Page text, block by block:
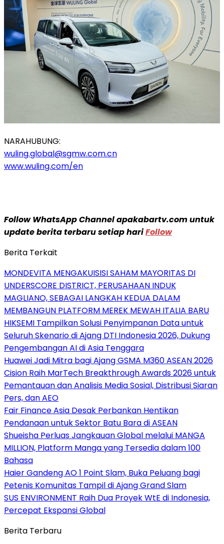
NARAHUBUNG:
wuling.global@sgmw.com.cn
www.wuling.com/en
Follow WhatsApp Channel apakabartv.com untuk
update berita terbaru setiap hariFollow
Berita Terkait
MONDEVITA MENGAKUISISI SAHAM MAYORITAS DI
UNDERSCORE DISTRICT, PERUSAHAAN INDUK
MAGLIANO, SEBAGAI LANGKAH KEDUA DALAM
MEMBANGUN PLATFORM MEREK MEWAH ITALIA BARU
HIKSEMI Tampilkan Solusi Penyimpanan Data untuk
Seluruh Skenario di Ajang DTI Indonesia 2026, Dukung
Pengembangan AI di Asia Tenggara
Huawei Jadi Mitra bagi Ajang GSMA M360 ASEAN 2026
Cision Raih MarTech Breakthrough Awards 2026 untuk
Pemantauan dan Analisis Media Sosial, Distribusi Siaran
Pers, dan AEO
Fair Finance Asia Desak Perbankan Hentikan
Pendanaan untuk Sektor Batu Bara di ASEAN
Shueisha Perluas Jangkauan Global melalui MANGA
MILLION, Platform Manga yang Tersedia dalam 100
Bahasa
Haier Gandeng AO 1 Point Slam, Buka Peluang bagi
Petenis Komunitas Tampil di Ajang Grand Slam
SUS ENVIRONMENT Raih Dua Proyek WtE di Indonesia,
Percepat Ekspansi Global
Berita Terbaru